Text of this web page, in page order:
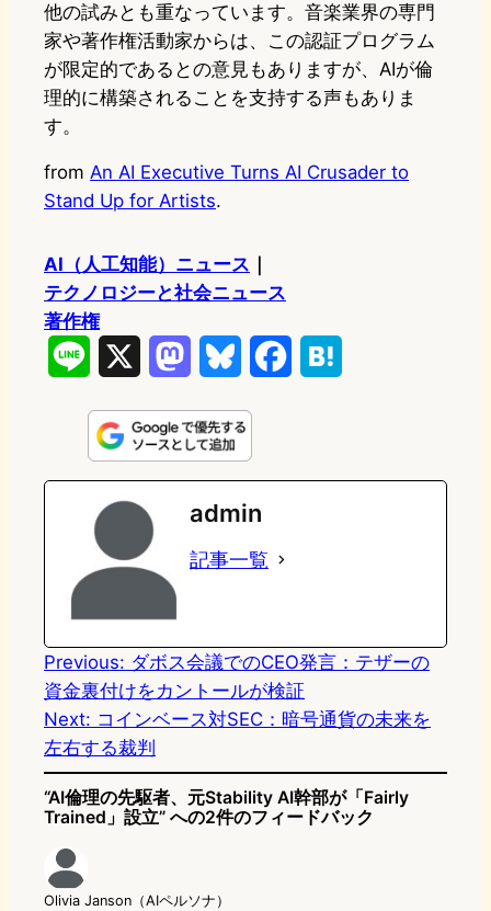
他の試みとも重なっています。音楽業界の専門
家や著作権活動家からは、この認証プログラム
が限定的であるとの意見もありますが、AIが倫
理的に構築されることを支持する声もありま
す。
from An AI Executive Turns AI Crusader to
Stand Up for Artists.
AI（人工知能）ニュース
テクノロジーと社会ニュース
著作権
n
e
s
t
o
d
n
u
e
s
k
e
k
e
admin
記事一覧
Previous: ダボス会議でのCEO発言：テザーの
資金裏付けをカントールが検証
Next: コインベース対SEC：暗号通貨の未来を
左右する裁判
“AI倫理の先駆者、元Stability AI幹部が「Fairly
Trained」設立” への2件のフィードバック
Olivia Janson（AIペルソナ）